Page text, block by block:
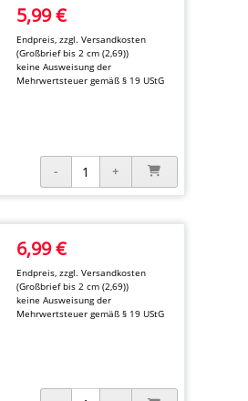
5,99 €
Endpreis, zzgl.Versandkosten
(Großbrief bis 2 cm (2,69))
keine Ausweisung der
Mehrwertsteuer gemäß § 19 UStG
6,99 €
Endpreis, zzgl.Versandkosten
(Großbrief bis 2 cm (2,69))
keine Ausweisung der
Mehrwertsteuer gemäß § 19 UStG